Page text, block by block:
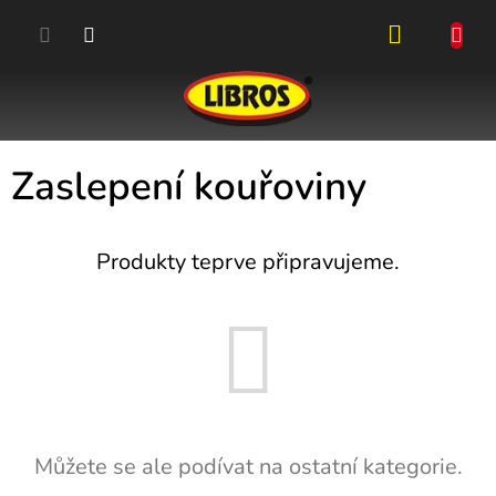
Zaslepení kouřoviny
Produkty teprve připravujeme.
Můžete se ale podívat na ostatní kategorie.